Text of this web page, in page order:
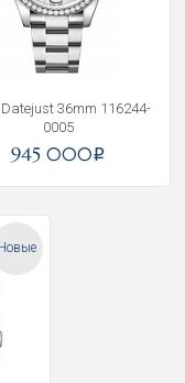
Datejust 36mm 116244-
0005
945 000i